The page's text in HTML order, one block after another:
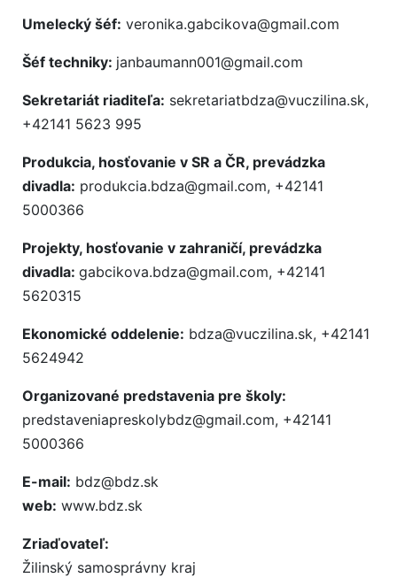
Umelecký šéf: veronika.gabcikova@gmail.com
Šéf techniky: janbaumann001@gmail.com
Sekretariát riaditeľa: sekretariatbdza@vuczilina.sk,
+42141 5623 995
Produkcia, hosťovanie v SR a ČR, prevádzka
divadla: produkcia.bdza@gmail.com, +42141
5000366
Projekty, hosťovanie v zahraničí, prevádzka
divadla: gabcikova.bdza@gmail.com, +42141
5620315
Ekonomické oddelenie: bdza@vuczilina.sk, +42141
5624942
Organizované predstavenia pre školy:
predstaveniapreskolybdz@gmail.com, +42141
5000366
E-mail: bdz@bdz.sk
web: www.bdz.sk
Zriaďovateľ:
Žilinský samosprávny kraj